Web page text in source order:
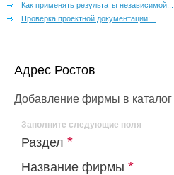
Как применять результаты независимой...
Проверка проектной документации:...
Адрес Ростов
Добавление фирмы в каталог
Заполните следующие поля
Раздел *
Название фирмы *